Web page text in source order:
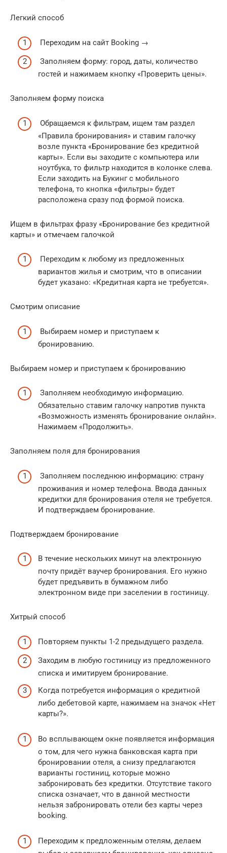
Легкий способ
Переходим на сайт Booking →
Заполняем форму: город, даты, количество
гостей и нажимаем кнопку «Проверить цены».
Заполняем форму поиска
Обращаемся к фильтрам, ищем там раздел
«Правила бронирования» и ставим галочку
возле пункта «Бронирование без кредитной
карты». Если вы заходите с компьютера или
ноутбука, то фильтр находится в колонке слева.
Если заходить на Букинг с мобильного
телефона, то кнопка «фильтры» будет
расположена сразу под формой поиска.
Ищем в фильтрах фразу «Бронирование без кредитной
карты» и отмечаем галочкой
Переходим к любому из предложенных
вариантов жилья и смотрим, что в описании
будет указано: «Кредитная карта не требуется».
Смотрим описание
Выбираем номер и приступаем к
бронированию.
Выбираем номер и приступаем к бронированию
Заполняем необходимую информацию.
Обязательно ставим галочку напротив пункта
«Возможность изменять бронирование онлайн».
Нажимаем «Продолжить».
Заполняем поля для бронирования
Заполняем последнюю информацию: страну
проживания и номер телефона. Ввода данных
кредитки для бронирования отеля не требуется.
И подтверждаем бронирование.
Подтверждаем бронирование
В течение нескольких минут на электронную
почту придёт ваучер бронирования. Его нужно
будет предъявить в бумажном либо
электронном виде при заселении в гостиницу.
Хитрый способ
Повторяем пункты 1-2 предыдущего раздела.
Заходим в любую гостиницу из предложенного
списка и имитируем бронирование.
Когда потребуется информация о кредитной
либо дебетовой карте, нажимаем на значок «Нет
карты?».
Во всплывающем окне появляется информация
о том, для чего нужна банковская карта при
бронировании отеля, а снизу предлагаются
варианты гостиниц, которые можно
забронировать без кредитки. Отсутствие такого
списка означает, что в данной местности
нельзя забронировать отели без карты через
booking.
Переходим к предложенным отелям, делаем